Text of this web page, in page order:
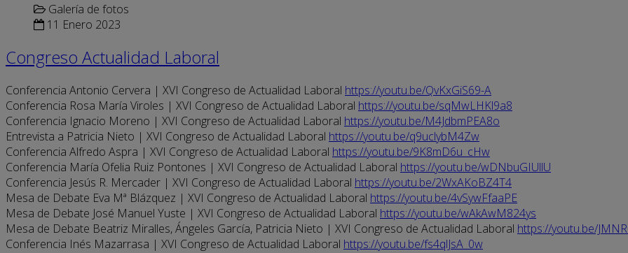
Galería de fotos
11 Enero 2023
Congreso Actualidad Laboral
Conferencia Antonio Cervera | XVI Congreso de Actualidad Laboral https://youtu.be/QvKxGiS69-A
Conferencia Rosa María Viroles | XVI Congreso de Actualidad Laboral https://youtu.be/sqMwLHKl9a8
Conferencia Ignacio Moreno | XVI Congreso de Actualidad Laboral https://youtu.be/M4JdbmPEA8o
Entrevista a Patricia Nieto | XVI Congreso de Actualidad Laboral https://youtu.be/q9uclybM4Zw
Conferencia Alfredo Aspra | XVI Congreso de Actualidad Laboral https://youtu.be/9K8mD6u_cHw
Conferencia María Ofelia Ruiz Pontones | XVI Congreso de Actualidad Laboral https://youtu.be/wDNbuGIUllU
Conferencia Jesús R. Mercader | XVI Congreso de Actualidad Laboral https://youtu.be/2WxAKoBZ4T4
Mesa de Debate Eva Mª Blázquez | XVI Congreso de Actualidad Laboral https://youtu.be/4vSywFfaaPE
Mesa de Debate José Manuel Yuste | XVI Congreso de Actualidad Laboral https://youtu.be/wAkAwM824ys
Mesa de Debate Beatriz Miralles, Ángeles García, Patricia Nieto | XVI Congreso de Actualidad Laboral https://youtu.be/
Conferencia Inés Mazarrasa | XVI Congreso de Actualidad Laboral https://youtu.be/fs4qlJsA_0w